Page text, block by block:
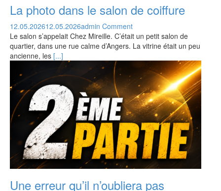
La photo dans le salon de coiffure
12.05.202612.05.2026admin Comment
Le salon s’appelait Chez Mireille. C’était un petit salon de
quartier, dans une rue calme d’Angers. La vitrine était un peu
ancienne, les [...]
Une erreur qu’il n’oubliera pas